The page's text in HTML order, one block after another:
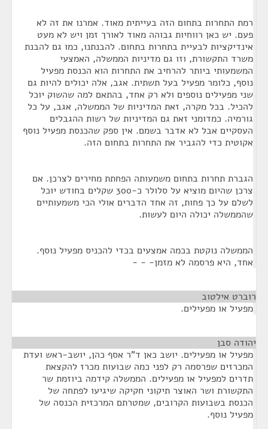
רמת התחרות בתחום הזה בעייתית מאוד. אמרנו את זה לא
פעם. יש כאן רווחיות גבוהה מאוד לאורך זמן ויש לא מעט
אינדיקציות לבעיית בתחרות בתחום. להבנתנו, כמו גם להבנת
משרד התקשורת, וזו גם מדיניות הממשלה, האמצעי
המשמעותי ביותר להרחיב את התחרות הוא הכנסת מפעיל
נוסף, כלומר מפעיל בעל תשתית. אגב, אלה יכולים להיות גם
שני מפעילים נוספים ולא רק אחד, בהתאם למה שהשוק יוכל
להכיל. בכל מקרה, זאת המדיניות של הממשלה, אגב, על כל
גורמיה. כמדומני זאת גם המדיניות של רשות ההגבלים
העסקיים אבל לא אדבר בשמם. אין ספק שהכנסת מפעיל נוסף
אקוטית כדי להגביר את התחרות בתחום הזה.
הגברת תחרות בתחום משמעותה הפחתת מחירים לצרכן. אם
צרכן שהיום מוציא על סלולר כ-300 שקלים בחודש יוכל
לשלם על כך פחות, זה אחד הדברים אולי הכי משמעותיים
שהממשלה יכולה היום לעשות.
הממשלה נוקטת בכמה אמצעים בכדי להכניס מפעיל נוסף.
אחד, היא פרסמה לא מזמן- - -
רוברט אילטוב
מפעיל או מפעילים.
יהודה סבן
מפעיל או מפעילים. יושב כאן ד"ר אסף כהן, יושב-ראש ועדת
המכרזים שפרסמה רק לפני כמה שבועות מכרז להקצאת
תדרים למפעיל או מפעילים. הממשלה קידמה ביוזמת שר
התקשורת ושר האוצר תיקוני חקיקה שיגיעו לפתחה של
הכנסת בשבועות הקרובים, שמטרתם המרכזית הכנסה של
מפעיל נוסף.